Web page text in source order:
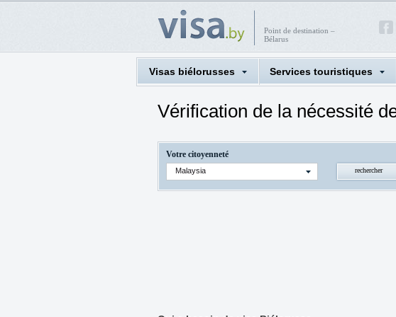
Point de destination –
Bélarus
Visas biélorusses Services touristiques
Vérification de la nécessité
Votre citoyenneté
Malaysia